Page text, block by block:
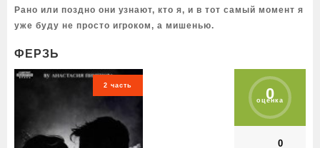
Рано или поздно они узнают, кто я, и в тот самый момент я
уже буду не просто игроком, а мишенью.
ФЕРЗЬ
2 часть 0
оценка
0